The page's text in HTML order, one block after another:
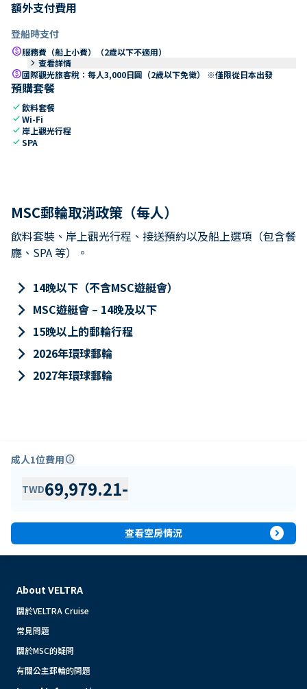
額外支付費用
登船時支付
paid服務費（船上小費）（2歲以下不適用）
keyboard_arrow_right 查看詳情
paid國際觀光旅客稅：每人3,000日圓（2歲以下免徵） ※僅限從日本出發
預購套餐
check飲料套餐
checkWi-Fi
check 岸上觀光行程
checkSPA
MSC郵輪取消政策（每人）
飲料套裝、岸上觀光行程、接送預約以及船上選項（包含餐
廳、SPA 等）。
keyboard_arrow_right 14晚以下（不含MSC遊艇會）
keyboard_arrow_right MSC遊艇會 – 14晚及以下
keyboard_arrow_right 15晚以上的郵輪行程
keyboard_arrow_right 2026年環球郵輪
keyboard_arrow_right 2027年環球郵輪
成人1位費用info
TWD69,979.21-
查看空房情況 expand_circle_right
About VELTRA
關於VELTRA Cruise
常見問題
關於MSC的疑問
有關公主郵輪的問題